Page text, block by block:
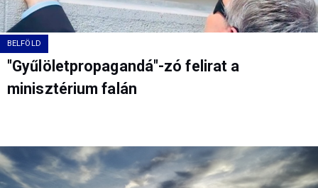
BELFÖLD
"Gyűlöletpropagandá"-zó felirat a
minisztérium falán